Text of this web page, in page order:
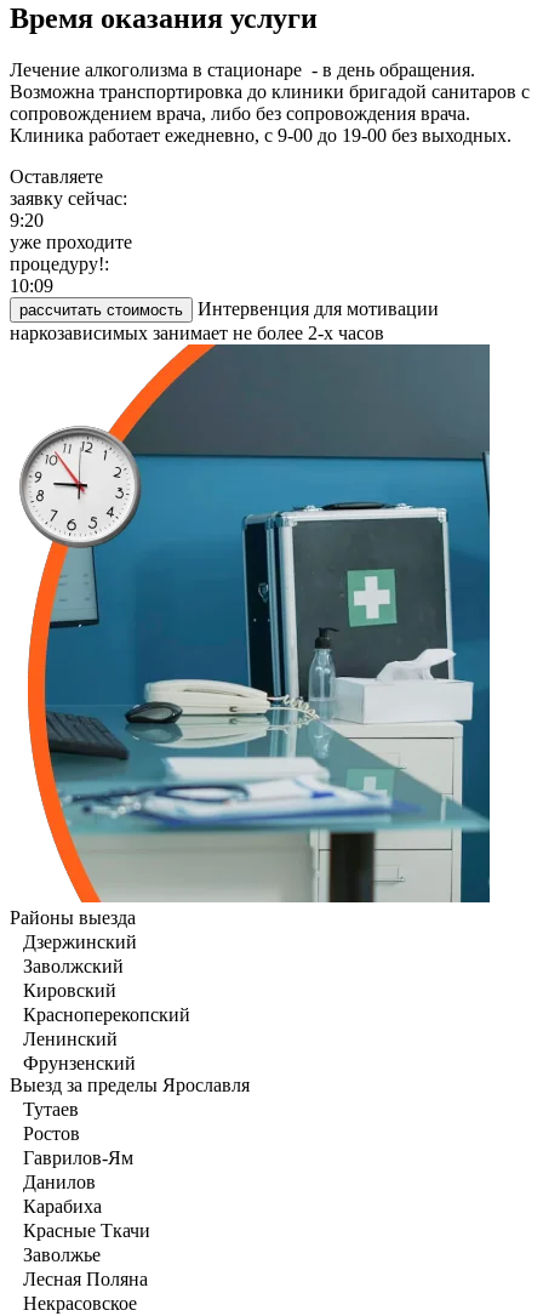
Время оказания услуги
Лечение алкоголизма в стационаре - в день обращения.
Возможна транспортировка до клиники бригадой санитаров с
сопровождением врача, либо без сопровождения врача.
Клиника работает ежедневно, с 9-00 до 19-00 без выходных.
Оставляете
заявку сейчас:
9:20
уже проходите
процедуру!:
10:09
рассчитать стоимость
Интервенция для мотивации
наркозависимых занимает не более 2-х часов
Районы выезда
Дзержинский
Заволжский
Кировский
Красноперекопский
Ленинский
Фрунзенский
Выезд за пределы Ярославля
Тутаев
Ростов
Гаврилов-Ям
Данилов
Карабиха
Красные Ткачи
Заволжье
Лесная Поляна
Некрасовское